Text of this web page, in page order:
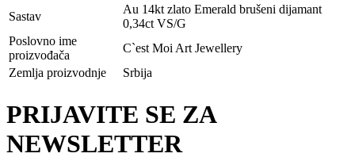
Sastav
Au 14kt zlato Emerald brušeni dijamant
0,34ct VS/G
Poslovno ime
proizvođača
C`est Moi Art Jewellery
Zemlja proizvodnje
Srbija
PRIJAVITE SE ZA
NEWSLETTER